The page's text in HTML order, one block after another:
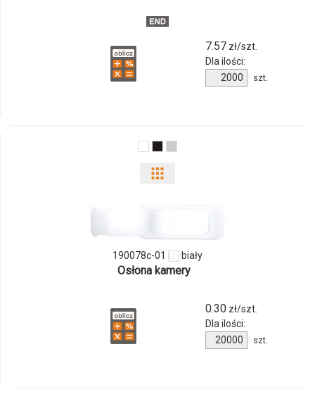
7.57zł/szt.
Dla ilości:
Ilość
produktu
szt.
ilości
190078c-
190078c-01 biały
Osłona kamery
0.30zł/szt.
Dla ilości:
Ilość
produktu
szt.